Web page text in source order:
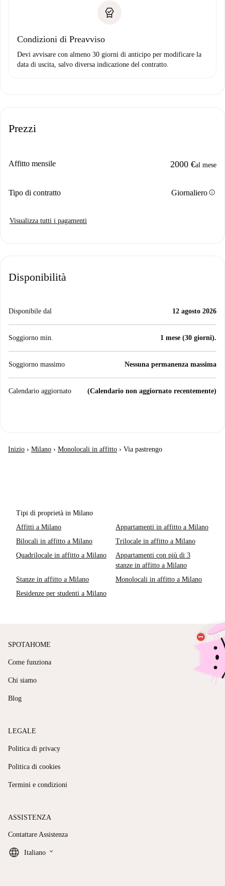
Condizioni di Preavviso
Devi avvisare con almeno 30 giorni di anticipo per modificare la
data di uscita, salvo diversa indicazione del contratto.
Prezzi
Affitto mensile 2000 €al mese
Tipo di contratto Giornalieroinfo
Visualizza tutti i pagamenti
Disponibilità
Disponibile dal 12 agosto 2026
Soggiorno min. 1 mese (30 giorni).
Soggiorno massimo Nessuna permanenza massima
Calendario aggiornato (Calendario non aggiornato recentemente)
Inizio › Milano › Monolocali in affitto › Via pastrengo
Tipi di proprietà in Milano
Affitti a Milano
Appartamenti in affitto a Milano
Bilocali in affitto a Milano
Trilocale in affitto a Milano
Quadrilocale in affitto a Milano
Appartamenti con più di 3
stanze in affitto a Milano
Stanze in affitto a Milano
Monolocali in affitto a Milano
Residenze per studenti a Milano
SPOTAHOME
Come funziona
Chi siamo
Blog
LEGALE
Politica di privacy
Politica di cookies
Termini e condizioni
ASSISTENZA
Contattare Assistenza
Italiano keyboard_arrow_down